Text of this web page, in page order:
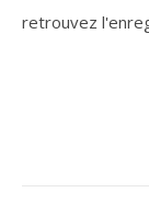
retrouvez